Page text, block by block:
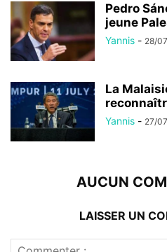
Pedro
jeune
Yannis - 28/
La
Yannis - 27/
AUCUN
LAISSER UN